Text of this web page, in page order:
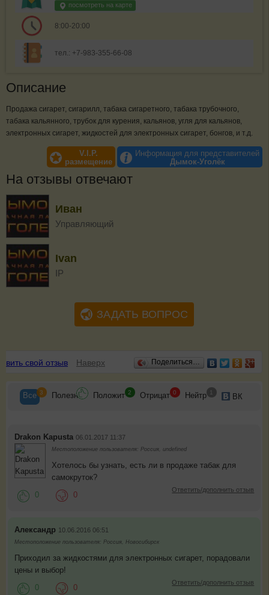
посмотреть на карте
8:00-20:00
тел.: +7-983-355-66-08
Описание
Продажа сигарет, сигарилл, табака сигаретного, табака трубочного,
табака кальянного, трубок для курения, кальянов, угля для кальянов,
электронных сигарет, жидкостей для электронных сигарет, бонгов, и т.д.
V.I.P.
размещение
Информация для представителей
Дымок-Уголёк
На отзывы отвечают
Иван
Управляющий
Ivan
IP
ЗАДАТЬ ВОПРОС
Отзывы
свой отзыв Наверх Поделиться…
Все 3 Полезн Положит 2 Отрицат 0 Нейтр 1 ВК
Drakon Kapusta 06.01.2017 11:37
Местоположение пользователя: Россия, undefined
Хотелось бы узнать, есть ли в продаже табак для
самокруток?
Ответить/дополнить отзыв
0 0
Александр 10.06.2016 06:51
Местоположение пользователя: Россия, Новосибирск
Приходил за жидкостями для электронных сигарет, порадовали
цены и выбор!
Ответить/дополнить отзыв
0 0